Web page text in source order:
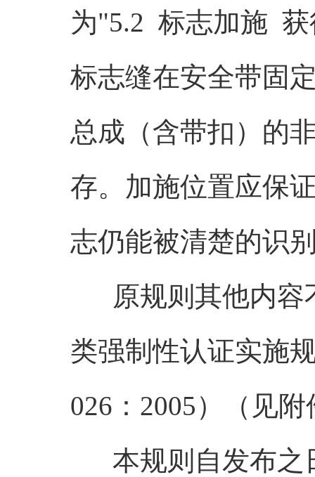
为"5.2 标志加施 获
标志缝在安全带固
总成（含带扣）的
存。加施位置应保
志仍能被清楚的识
原规则其他内容
类强制性认证实施
026：2005）（见
本规则自发布之